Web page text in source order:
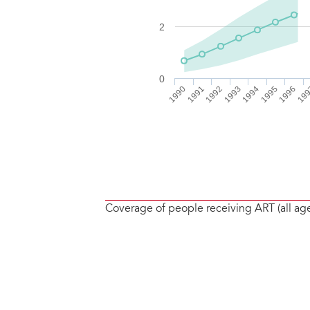
Coverage of people receiving ART (all